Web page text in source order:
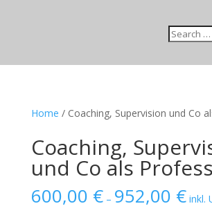
Home / Coaching, Supervision und Co
Coaching,
und Co als
600,00 €– 952,00 € inkl.